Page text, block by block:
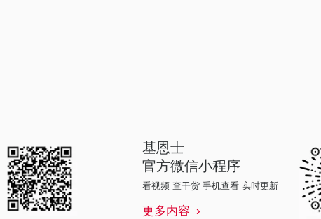
基恩士
官方微信小程序
看视频 查干货 手机查看 实时更新
更多内容